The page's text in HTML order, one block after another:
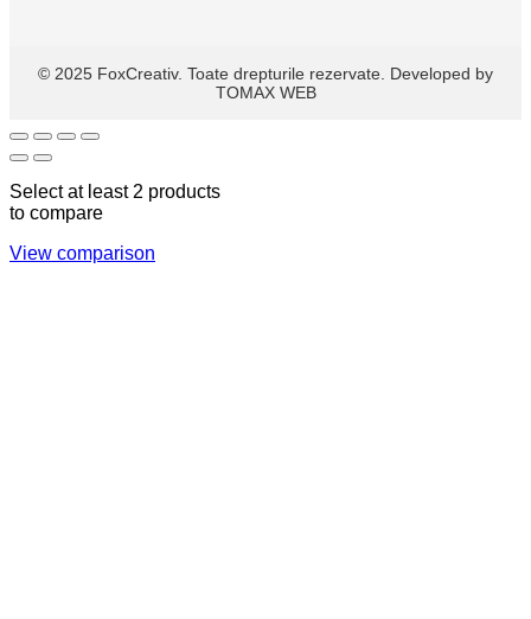
© 2025 FoxCreativ. Toate drepturile rezervate. Developed by
TOMAX WEB
Select at least 2 products
to compare
View comparison